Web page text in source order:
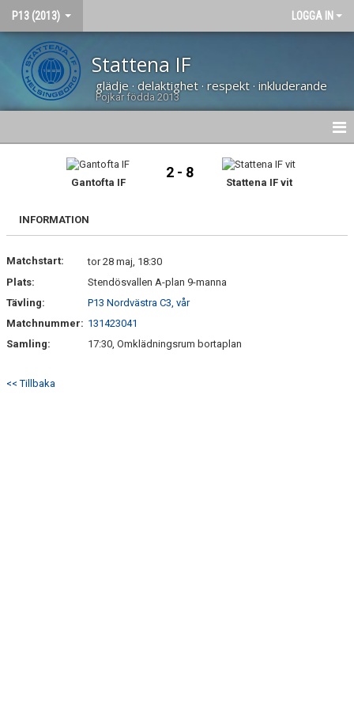
P13 (2013) LOGGA IN
Stattena IF
glädje · delaktighet · respekt · inkluderande
Pojkar födda 2013
DOKUMENT
BILDGALLERI
KALENDER
Gantofta IF
2 - 8
Stattena IF vit
INFORMATION
Matchstart:
tor 28 maj, 18:30
Plats:
Stendösvallen A-plan 9-manna
Tävling:
P13 Nordvästra C3, vår
Matchnummer: 131423041
Samling:
17:30, Omklädningsrum bortaplan
<< Tillbaka